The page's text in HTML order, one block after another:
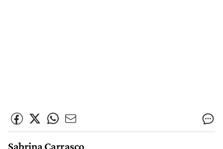
Sabrina Carrasco